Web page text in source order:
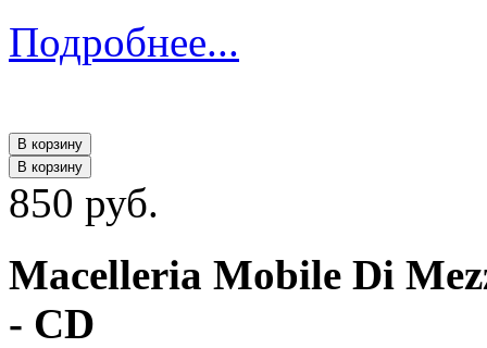
Подробнее...
В корзину
В корзину
850 руб.
Macelleria Mobile Di
- CD